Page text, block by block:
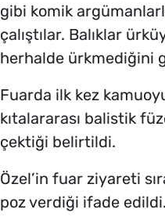
gibi komik
çalıştılar. Balıklar
herhalde ürkmediğini
Fuarda ilk kez
kıtalararası balistik
çektiği belirtildi.
Özel’in fuar ziyareti
poz verdiği ifade edildi.